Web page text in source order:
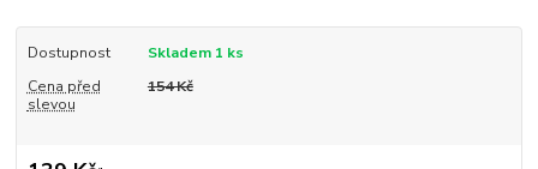
Dostupnost
Skladem 1 ks
Cena před
slevou
154 Kč